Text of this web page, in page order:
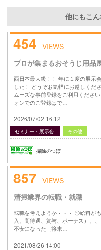
他にもこ
454 VIEWS
プロが集まるおそうじ用品
西日本最大級！！ 年に１度の展示
した！ どうぞお気軽にお越しくだ
ムーズな事前登録をご利用くださ
ォンでのご登録はで…
2026/07/02 16:12
セミナー・展示会 その他
掃除のつぼ
857 VIEWS
清掃業界の転職・就職
転職を考えようか・・・ ①給料が
入、高待遇、賞与、ボーナス）、
不安になった（将来…
2021/08/26 14:00